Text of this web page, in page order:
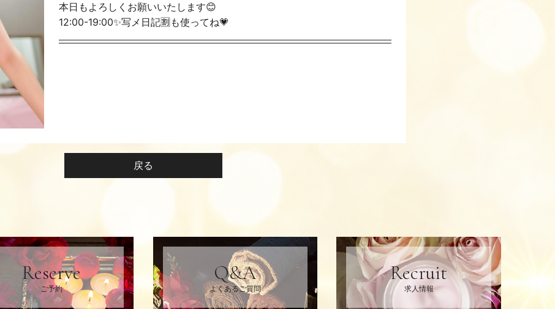
本日もよろしくお願いいたします😊
12:00-19:00✨写メ日記🈹も使ってね💗
戻る
Reserve
ご予約
Q&A
よくあるご質問
Recruit
求人情報